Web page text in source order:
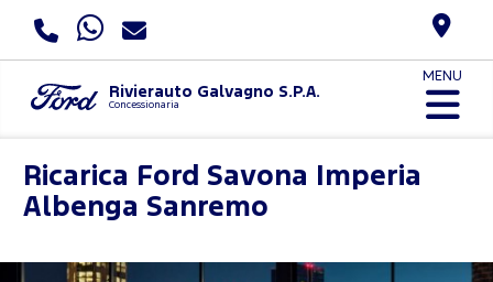
Rivierauto Galvagno S.P.A.
Concessionaria
MENU
Ricarica Ford Savona Imperia
Albenga Sanremo